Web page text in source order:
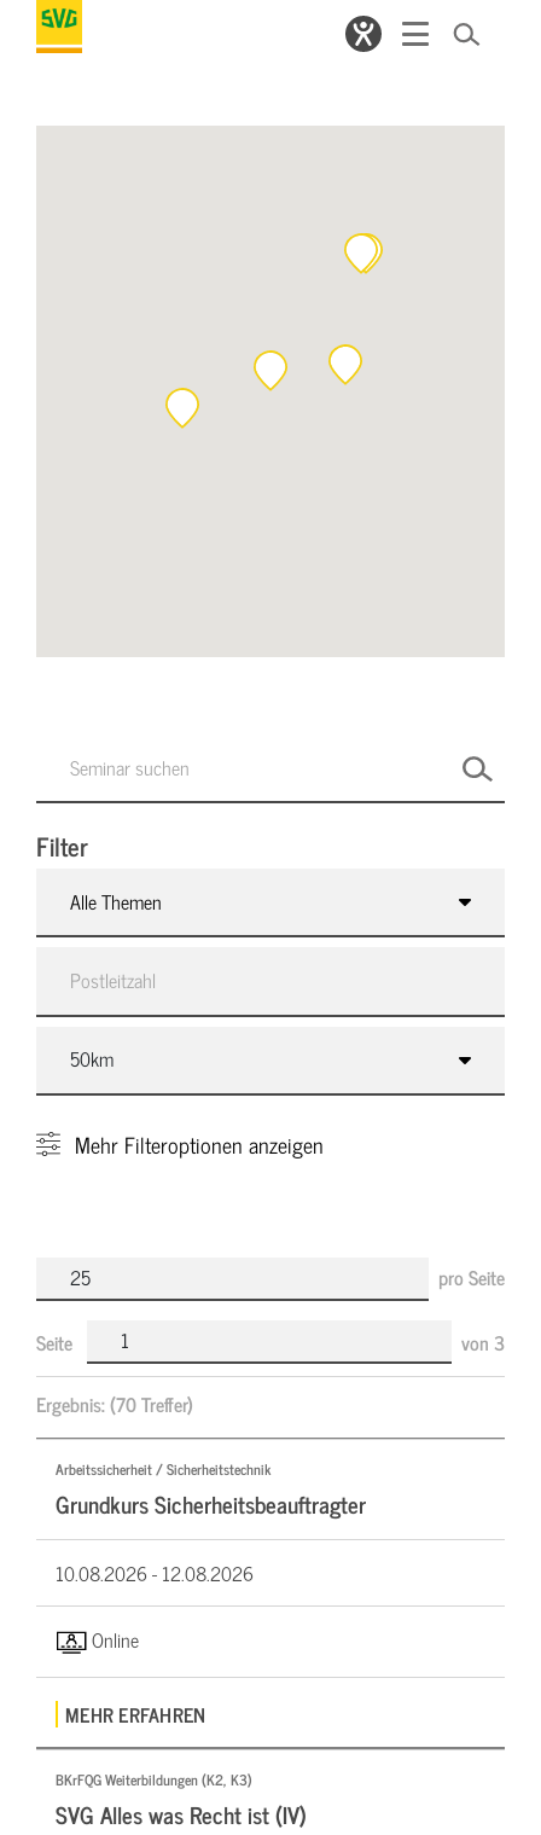
Filter
Alle Themen
Mehr Filteroptionen anzeigen
pro Seite
Seite von 3
Ergebnis:(70 Treffer)
Arbeitssicherheit / Sicherheitstechnik
Grundkurs Sicherheitsbeauftragter
10.08.2026 -12.08.2026
Online
MEHR ERFAHREN
BKrFQG Weiterbildungen (K2, K3)
SVG Alles was Recht ist (IV)